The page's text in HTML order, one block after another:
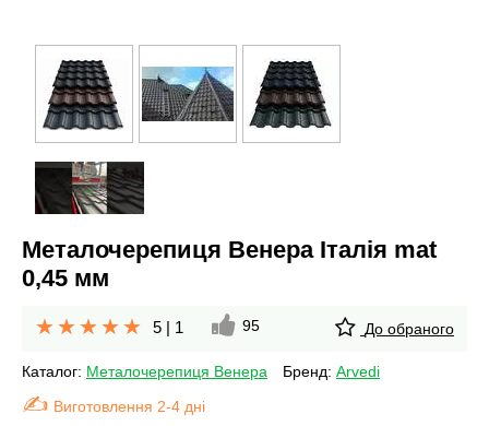
Металочерепиця Венера Італія mat
0,45 мм
5 | 1 95 До обраного
Каталог: Металочерепиця Венера Бренд: Arvedi
Виготовлення 2-4 дні